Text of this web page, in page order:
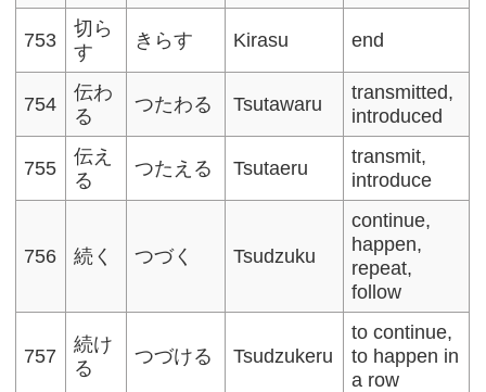
753
切ら
す
きらす Kirasu end
754
伝わ
る
つたわる Tsutawaru
transmitted,
introduced
755
伝え
る
つたえる Tsutaeru
transmit,
introduce
756 続く つづく Tsudzuku
continue,
happen,
repeat,
follow
757
続け
る
つづける Tsudzukeru
to continue,
to happen in
a row